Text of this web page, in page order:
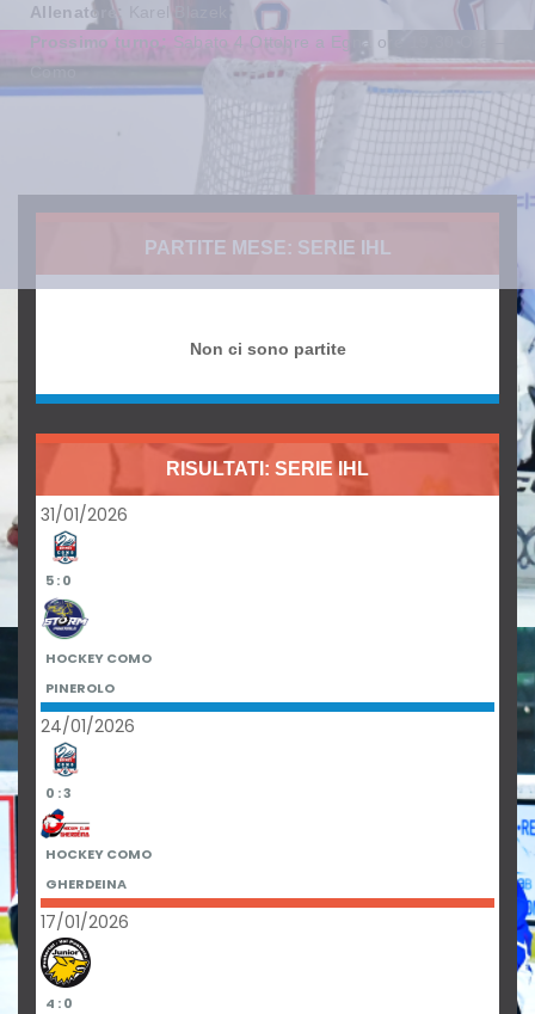
Allenatore:
Prossimo turno: Sabato 4 Ottobre a Egna ore 19,30 Ora –
Como
PARTITE MESE: SERIE IHL
Non ci sono partite
RISULTATI: SERIE IHL
31/01/2026
5 : 0
HOCKEY COMO
PINEROLO
24/01/2026
0 : 3
HOCKEY COMO
GHERDEINA
17/01/2026
4 : 0